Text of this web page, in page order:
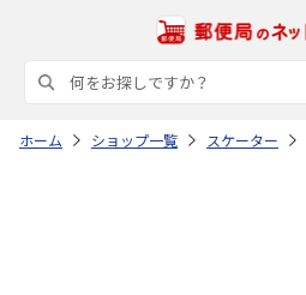
ホーム ショップ一覧 スケーター